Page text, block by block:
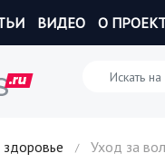
ВИДЕО О
/ Уход за